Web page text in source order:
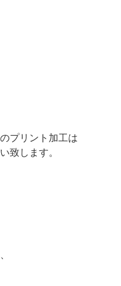
プリント加工は
致します。